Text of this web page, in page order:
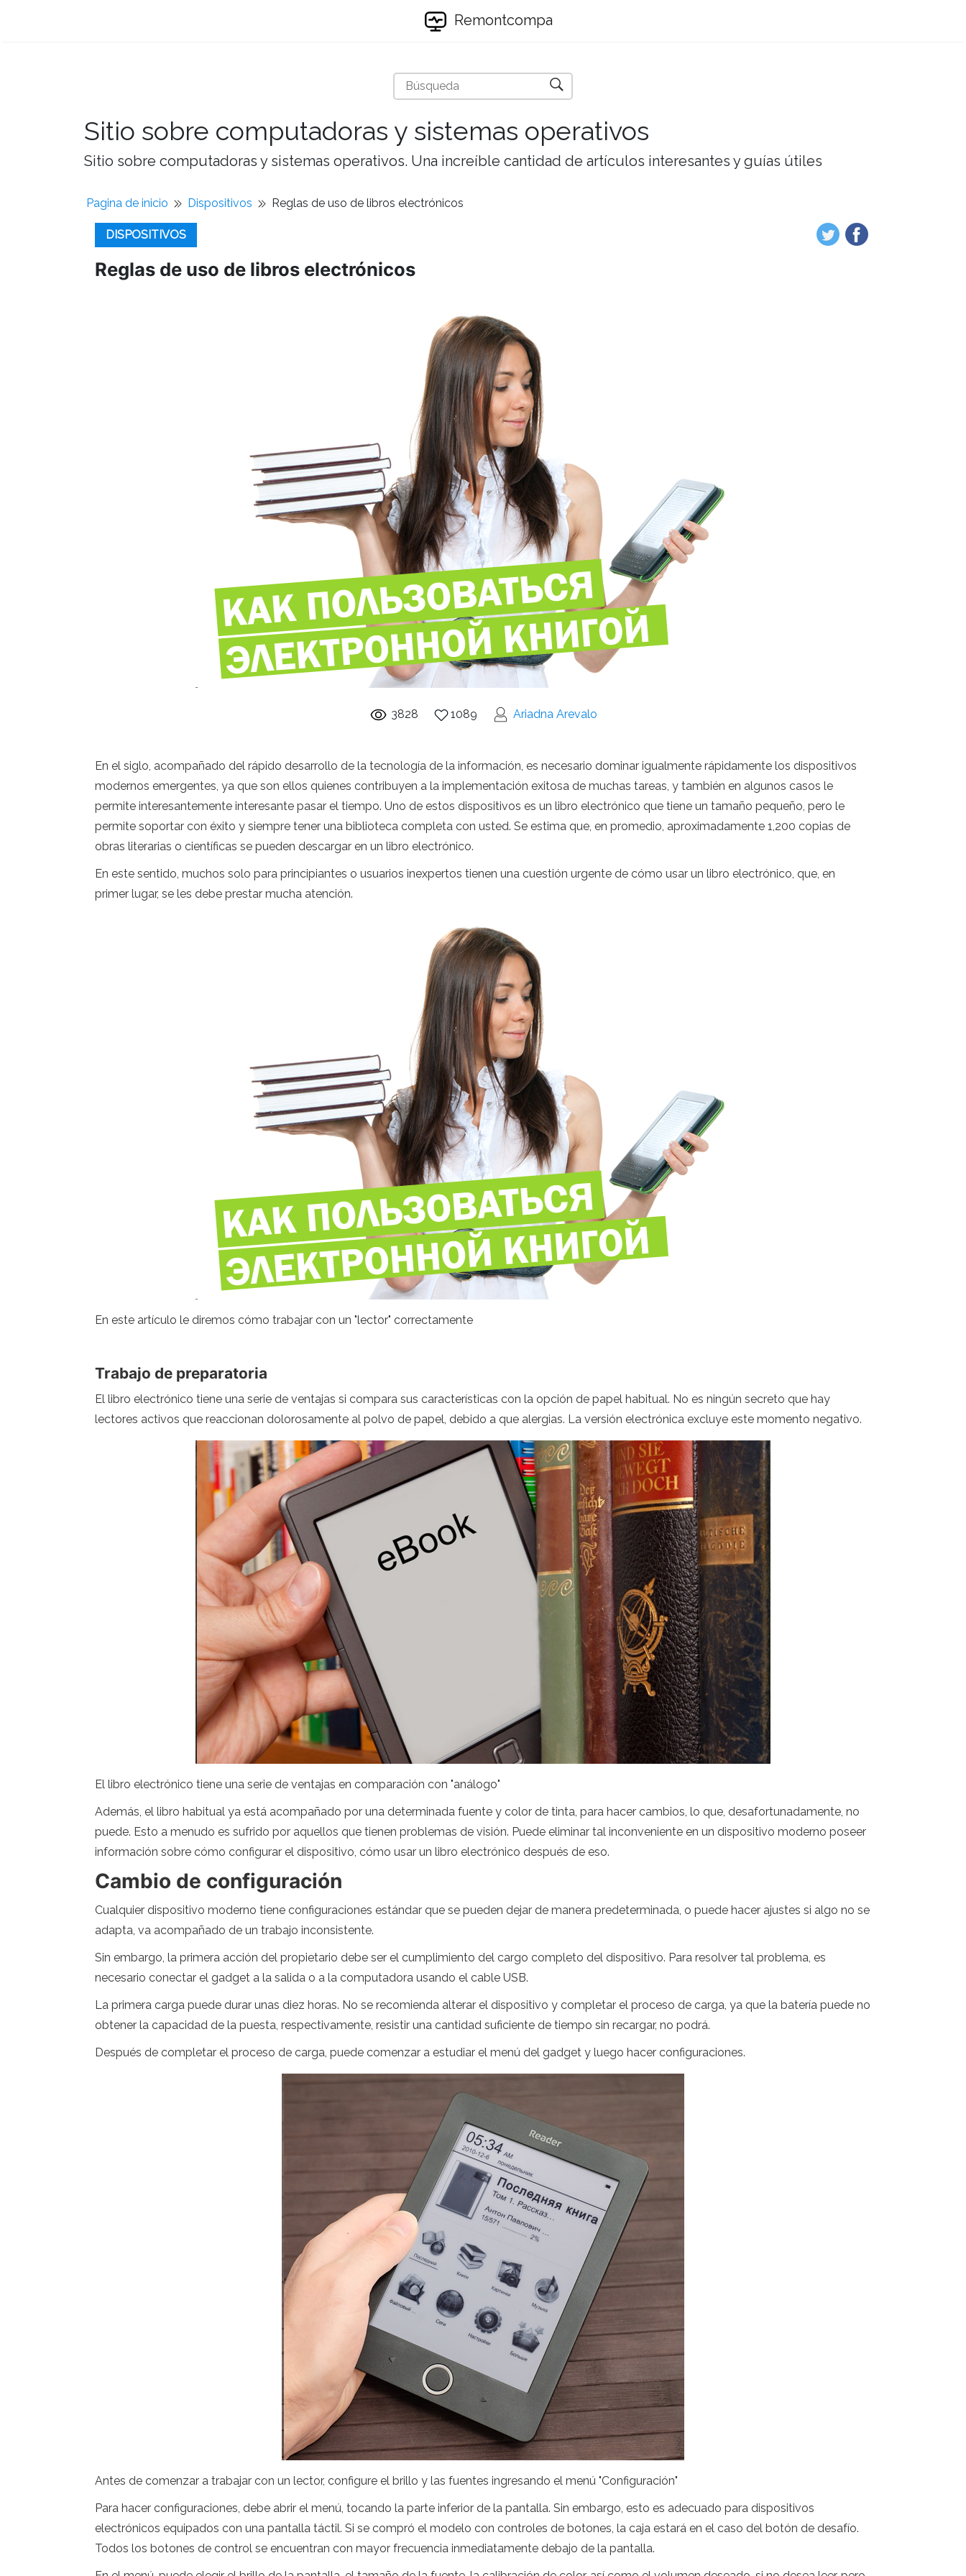
Remontcompa
Sitio sobre computadoras y sistemas operativos
Sitio sobre computadoras y sistemas operativos. Una increíble cantidad de artículos interesantes y guías útiles
Pagina de inicio Dispositivos Reglas de uso de libros electrónicos
DISPOSITIVOS
Reglas de uso de libros electrónicos
3828 1089 Ariadna Arevalo
En el siglo, acompañado del rápido desarrollo de la tecnología de la información, es necesario dominar igualmente rápidamente los dispositivos
modernos emergentes, ya que son ellos quienes contribuyen a la implementación exitosa de muchas tareas, y también en algunos casos le
permite interesantemente interesante pasar el tiempo. Uno de estos dispositivos es un libro electrónico que tiene un tamaño pequeño, pero le
permite soportar con éxito y siempre tener una biblioteca completa con usted. Se estima que, en promedio, aproximadamente 1,200 copias de
obras literarias o científicas se pueden descargar en un libro electrónico.
En este sentido, muchos solo para principiantes o usuarios inexpertos tienen una cuestión urgente de cómo usar un libro electrónico, que, en
primer lugar, se les debe prestar mucha atención.
En este artículo le diremos cómo trabajar con un "lector" correctamente
Trabajo de preparatoria
El libro electrónico tiene una serie de ventajas si compara sus características con la opción de papel habitual. No es ningún secreto que hay
lectores activos que reaccionan dolorosamente al polvo de papel, debido a que alergias. La versión electrónica excluye este momento negativo.
El libro electrónico tiene una serie de ventajas en comparación con "análogo"
Además, el libro habitual ya está acompañado por una determinada fuente y color de tinta, para hacer cambios, lo que, desafortunadamente, no
puede. Esto a menudo es sufrido por aquellos que tienen problemas de visión. Puede eliminar tal inconveniente en un dispositivo moderno poseer
información sobre cómo configurar el dispositivo, cómo usar un libro electrónico después de eso.
Cambio de configuración
Cualquier dispositivo moderno tiene configuraciones estándar que se pueden dejar de manera predeterminada, o puede hacer ajustes si algo no se
adapta, va acompañado de un trabajo inconsistente.
Sin embargo, la primera acción del propietario debe ser el cumplimiento del cargo completo del dispositivo. Para resolver tal problema, es
necesario conectar el gadget a la salida o a la computadora usando el cable USB.
La primera carga puede durar unas diez horas. No se recomienda alterar el dispositivo y completar el proceso de carga, ya que la batería puede no
obtener la capacidad de la puesta, respectivamente, resistir una cantidad suficiente de tiempo sin recargar, no podrá.
Después de completar el proceso de carga, puede comenzar a estudiar el menú del gadget y luego hacer configuraciones.
Antes de comenzar a trabajar con un lector, configure el brillo y las fuentes ingresando el menú "Configuración"
Para hacer configuraciones, debe abrir el menú, tocando la parte inferior de la pantalla. Sin embargo, esto es adecuado para dispositivos
electrónicos equipados con una pantalla táctil. Si se compró el modelo con controles de botones, la caja estará en el caso del botón de desafío.
Todos los botones de control se encuentran con mayor frecuencia inmediatamente debajo de la pantalla.